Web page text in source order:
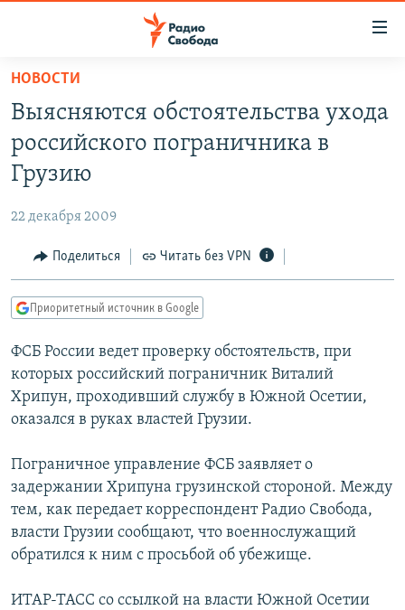
упрощенного
доступа
основному
Вернутся
Вернутся
поиску
АВТОРСКИЕ ПРОЕКТЫ
МНЕНИЯ
КУЛЬТУРА
КАВКАЗ.РЕАЛИИ
СЕВЕР.РЕАЛИИ
СИБИРЬ.РЕАЛИИ
РАСПИСАНИЕ ВЕЩАНИЯ
ПОДПИШИТЕСЬ НА РАССЫЛКУ
НОВОСТИ
Выясняются обстоятельства ухода
российского пограничника в
Грузию
22 декабря 2009
Поделиться Читать без VPN
Приоритетный источник в Google
ФСБ России ведет проверку обстоятельств, при
которых российский пограничник Виталий
Хрипун, проходивший службу в Южной Осетии,
оказался в руках властей Грузии.
Пограничное управление ФСБ заявляет о
задержании Хрипуна грузинской стороной. Между
тем, как передает корреспондент Радио Свобода,
власти Грузии сообщают, что военнослужащий
обратился к ним с просьбой об убежище.
ИТАР-ТАСС со ссылкой на власти Южной Осетии